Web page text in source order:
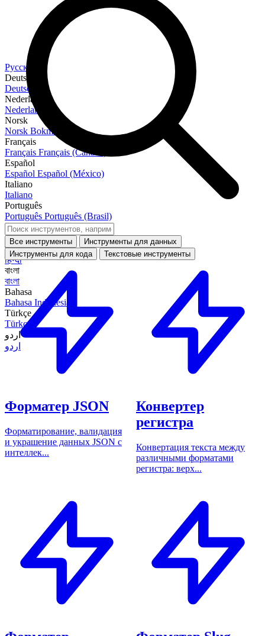
Русский
Deutsch
Deutsch
Nederlands
Nederlands
Norsk
Norsk Bokmål
Français
Français Français (Canada)
Español
Español Español (México)
Italiano
Italiano
Português
Português Português (Brasil)
العربية
العربية
हिन्दी
हिन्दी
বাংলা
বাংলা
Bahasa
Bahasa Indonesia
Türkçe
Türkçe
اردو
اردو
Все инструменты
Инструменты для данных
Инструменты для кода
Текстовые инструменты
Форматер JSON
Форматирование, валидация
и украшение данных JSON с
интеллек...
Конвертер
регистра
Конвертация текста между
различными форматами
регистра: верх...